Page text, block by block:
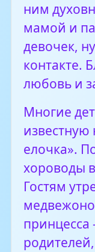
ним
мамой и
девочек,
контакте.
любовь и
Многие
известную
елочка».
хороводы
Гостям
принцесса